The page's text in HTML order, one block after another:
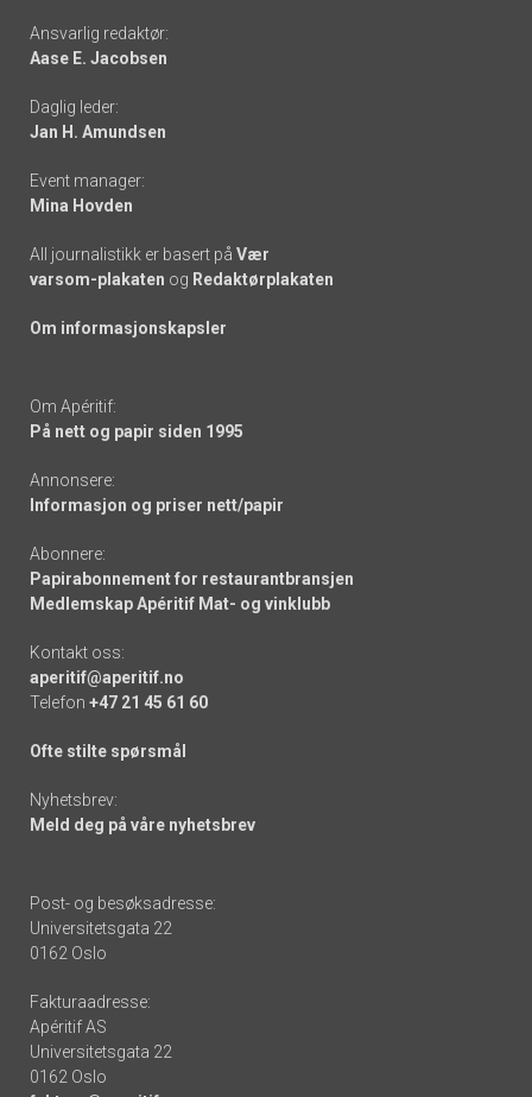
Footer
-
links
Ansvarlig redaktør:
Aase E. Jacobsen
Daglig leder:
Jan H. Amundsen
Event manager:
Mina Hovden
All journalistikk er basert på Vær
varsom-plakaten og Redaktørplakaten
Om informasjonskapsler
Om Apéritif:
På nett og papir siden 1995
Annonsere:
Informasjon og priser nett/papir
Abonnere:
Papirabonnement for restaurantbransjen
Medlemskap Apéritif Mat- og vinklubb
Kontakt oss:
aperitif@aperitif.no
Telefon +47 21 45 61 60
Ofte stilte spørsmål
Nyhetsbrev:
Meld deg på våre nyhetsbrev
Post- og besøksadresse:
Universitetsgata 22
0162 Oslo
Fakturaadresse:
Apéritif AS
Universitetsgata 22
0162 Oslo